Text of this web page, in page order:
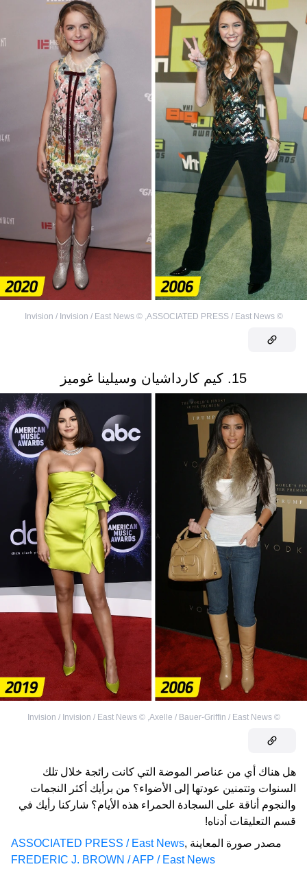
©
ASSOCIATED PRESS / East News
,
©
Invision / Invision / East News
15. كيم كارداشيان وسيلينا غوميز
©
Axelle / Bauer-Griffin / East News
,
©
Invision / Invision / East News
هل هناك أي من عناصر الموضة التي كانت رائجة خلال تلك
السنوات وتتمنين عودتها إلى الأضواء؟ من برأيك أكثر النجمات
والنجوم أناقة على السجادة الحمراء هذه الأيام؟ شاركنا رأيك في
قسم التعليقات أدناه!
مصدر صورة المعاينة ASSOCIATED PRESS / East News,
FREDERIC J. BROWN / AFP / East News